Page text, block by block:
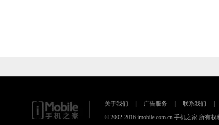
关于我们 广告服务 联系我们
© 2002-2016 imobile.com.cn 手机之家 所有